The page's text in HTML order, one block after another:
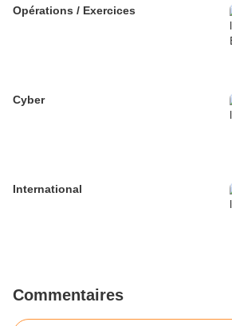
Opérations / Exercices
Cyber
International
Commentaires